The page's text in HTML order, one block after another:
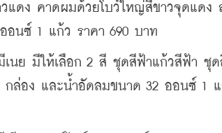
นซ์ 1 แก้ว ราคา 690 บาท
ล่อง และน้ำอัดลมขนาด 32 ออนซ์ 1